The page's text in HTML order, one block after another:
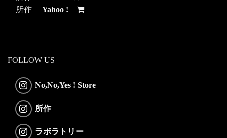
所作 Yahoo !
FOLLOW US
No,No,Yes ! Store
所作
ラボラトリー